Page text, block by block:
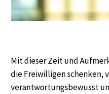
Mit dieser Zeit und
die Freiwilligen schenken,
verantwortungsbewusst